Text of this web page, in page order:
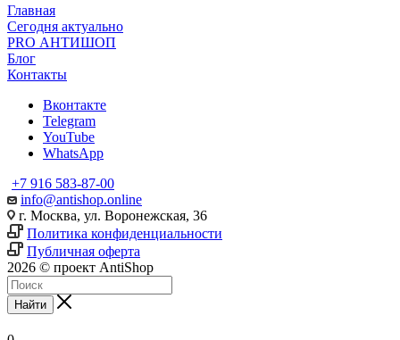
Главная
Сегодня актуально
PRO АНТИШОП
Блог
Контакты
Вконтакте
Telegram
YouTube
WhatsApp
+7 916 583-87-00
info@antishop.online
г. Москва, ул. Воронежская, 36
Политика конфиденциальности
Публичная оферта
2026 © проект AntiShop
Найти